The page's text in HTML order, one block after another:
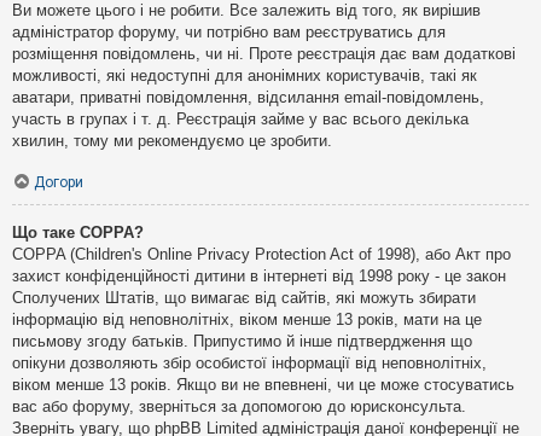
Ви можете цього і не робити. Все залежить від того, як вирішив
адміністратор форуму, чи потрібно вам реєструватись для
розміщення повідомлень, чи ні. Проте реєстрація дає вам додаткові
можливості, які недоступні для анонімних користувачів, такі як
аватари, приватні повідомлення, відсилання email-повідомлень,
участь в групах і т. д. Реєстрація займе у вас всього декілька
хвилин, тому ми рекомендуємо це зробити.
Догори
Що таке COPPA?
COPPA (Children's Online Privacy Protection Act of 1998), або Акт про
захист конфіденційності дитини в інтернеті від 1998 року - це закон
Сполучених Штатів, що вимагає від сайтів, які можуть збирати
інформацію від неповнолітніх, віком менше 13 років, мати на це
письмову згоду батьків. Припустимо й інше підтвердження що
опікуни дозволяють збір особистої інформації від неповнолітніх,
віком менше 13 років. Якщо ви не впевнені, чи це може стосуватись
вас або форуму, зверніться за допомогою до юрисконсульта.
Зверніть увагу, що phpBB Limited адміністрація даної конференції не